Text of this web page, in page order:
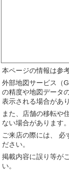
本ページの情報は参
外部地図サービス（
の精度や地図データ
表示される場合があ
また、店舗の移転や
ない場合があります。
ご来店の際には、 必
ださい。
掲載内容に誤り等が
い。